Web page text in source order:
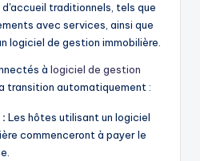
traditionnels, tels que
avec services, ainsi que
logiciel de gestion immobilière.
à logiciel de gestion
transition automatiquement :
Les hôtes utilisant un logiciel
commenceront à payer le